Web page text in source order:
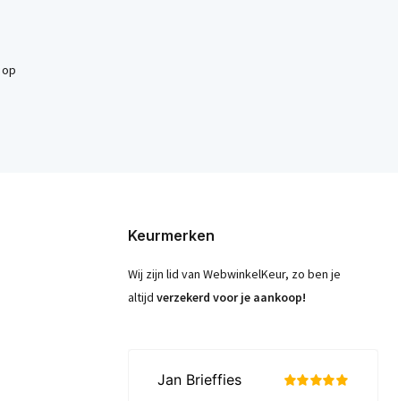
op
Keurmerken
Wij zijn lid van WebwinkelKeur, zo ben je
altijd verzekerd voor je aankoop!